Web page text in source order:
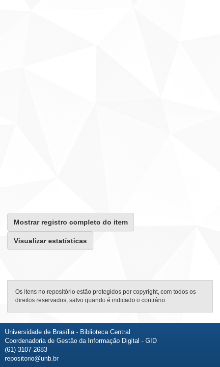
Mostrar registro completo do item
Visualizar estatísticas
Os itens no repositório estão protegidos por copyright, com todos os
direitos reservados, salvo quando é indicado o contrário.
Universidade de Brasília - Biblioteca Central
Coordenadoria de Gestão da Informação Digital - GID
(61) 3107-2683
repositorio@unb.br